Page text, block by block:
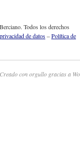
Todos los derechos
de datos–Política de
Creado con orgullo gracias a